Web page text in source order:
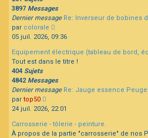
3897 Messages
Dernier message Re: Inverseur de bobines
par colorale
le
message
05 juil. 2026, 09:36
Equipement électrique (tableau de bord,
Tout est dans le titre !
404 Sujets
4842Messages
Dernier message Re: Jauge essence
par top50
le
message
24 juil. 2026, 22:01
Carrosserie - tôlerie - peinture.
À propos de la partie "carrosserie" de nos